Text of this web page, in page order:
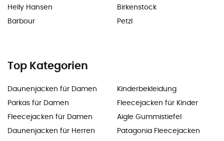
Helly Hansen
Barbour
Birkenstock
Petzl
Top Kategorien
Daunenjacken für Damen
Parkas für Damen
Fleecejacken für Damen
Daunenjacken für Herren
Kinderbekleidung
Fleecejacken für Kinder
Aigle Gummistiefel
Patagonia Fleecejacken